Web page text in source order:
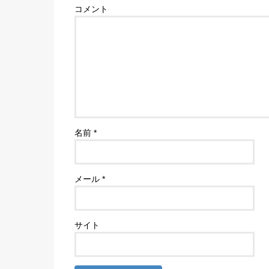
コメント
名前 *
メール *
サイト